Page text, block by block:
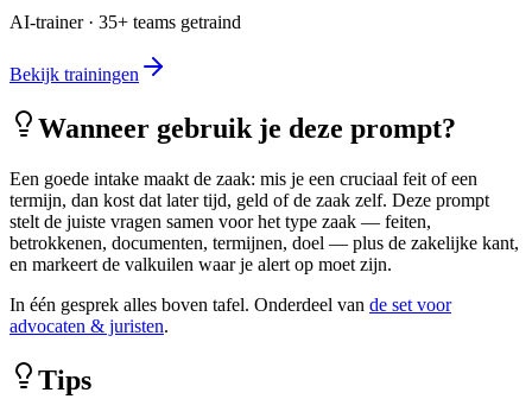
AI-trainer · 35+ teams getraind
Bekijk trainingen
Wanneer gebruik je deze prompt?
Een goede intake maakt de zaak: mis je een cruciaal feit of een
termijn, dan kost dat later tijd, geld of de zaak zelf. Deze prompt
stelt de juiste vragen samen voor het type zaak — feiten,
betrokkenen, documenten, termijnen, doel — plus de zakelijke kant,
en markeert de valkuilen waar je alert op moet zijn.
In één gesprek alles boven tafel. Onderdeel van de set voor
advocaten & juristen.
Tips